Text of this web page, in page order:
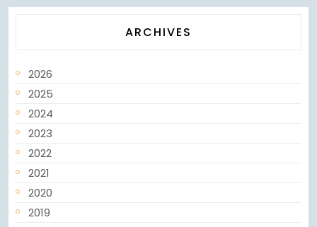
ARCHIVES
2026
2025
2024
2023
2022
2021
2020
2019